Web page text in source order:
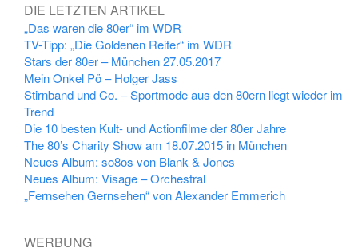
DIE LETZTEN ARTIKEL
„Das waren die 80er“ im WDR
TV-Tipp: „Die Goldenen Reiter“ im WDR
Stars der 80er – München 27.05.2017
Mein Onkel Pö – Holger Jass
Stirnband und Co. – Sportmode aus den 80ern liegt wieder im
Trend
Die 10 besten Kult- und Actionfilme der 80er Jahre
The 80’s Charity Show am 18.07.2015 in München
Neues Album: so8os von Blank & Jones
Neues Album: Visage – Orchestral
„Fernsehen Gernsehen“ von Alexander Emmerich
WERBUNG